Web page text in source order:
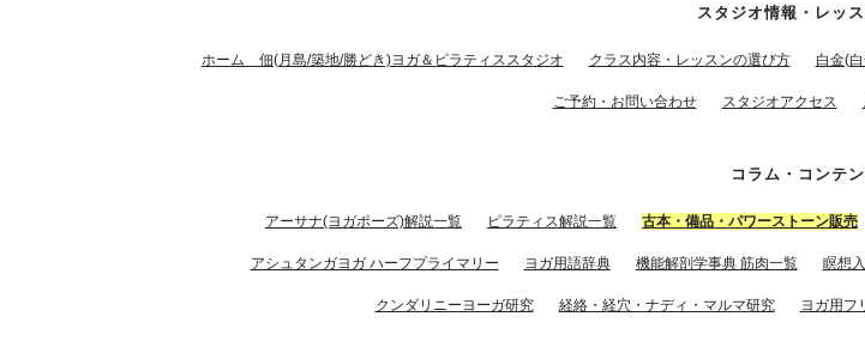
スタジオ情報・レッ
ホーム 佃(月島/築地/勝どき)ヨガ＆ピラティススタジオ クラス内容・レッスンの選び方 白金(
ご予約・お問い合わせ スタジオアクセス
コラム・コンテ
アーサナ(ヨガポーズ)解説一覧 ピラティス解説一覧 古本・備品・パワーストーン販売
アシュタンガヨガ ハーフプライマリー ヨガ用語辞典 機能解剖学事典 筋肉一覧 瞑想
クンダリニーヨーガ研究 経絡・経穴・ナディ・マルマ研究 ヨガ用フ